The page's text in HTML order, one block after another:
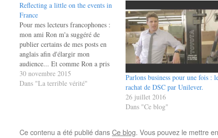
Reflecting a little on the events in
France
Pour mes lecteurs francophones :
mon ami Ron m'a suggéré de
publier certains de mes posts en
anglais afin d'élargir mon
audience... Et comme Ron a pris
la peine de traduire ce post, je ne
pouvais qu'aller de l'avant pour
30 novembre 2015
Dans "La terrible vérité"
Parlons business pour une fois :
rachat de DSC par Unilever.
26 juillet 2016
Dans "Ce blog"
Ce contenu a été publié dansCe blog. Vous pouvez le mettre